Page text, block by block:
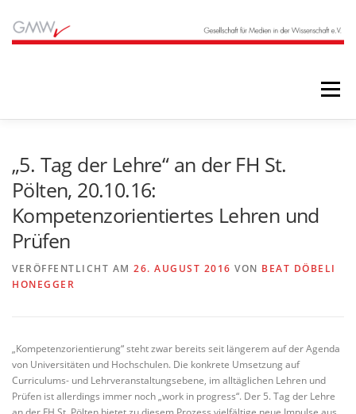
Inhalt
springen
Menü
ANGEBOTE ARCHIV
„5. Tag der Lehre“ an der FH St.
Pölten, 20.10.16:
Kompetenzorientiertes Lehren und
Prüfen
VERÖFFENTLICHT AM 26. AUGUST 2016 VON BEAT DÖBELI
HONEGGER
„Kompetenzorientierung“ steht zwar bereits seit längerem auf der Agenda
von Universitäten und Hochschulen. Die konkrete Umsetzung auf
Curriculums- und Lehrveranstaltungsebene, im alltäglichen Lehren und
Prüfen ist allerdings immer noch „work in progress“. Der 5. Tag der Lehre